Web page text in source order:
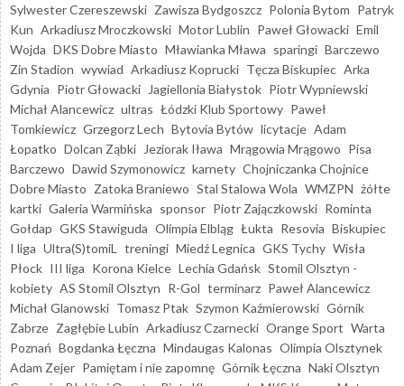
Sylwester Czereszewski Zawisza Bydgoszcz Polonia Bytom Patryk
Kun Arkadiusz Mroczkowski Motor Lublin Paweł Głowacki Emil
Wojda DKS Dobre Miasto Mławianka Mława sparingi Barczewo
Zin Stadion wywiad Arkadiusz Koprucki Tęcza Biskupiec Arka
Gdynia Piotr Głowacki Jagiellonia Białystok Piotr Wypniewski
Michał Alancewicz ultras Łódzki Klub Sportowy Paweł
Tomkiewicz Grzegorz Lech Bytovia Bytów licytacje Adam
Łopatko Dolcan Ząbki Jeziorak Iława Mrągowia Mrągowo Pisa
Barczewo Dawid Szymonowicz karnety Chojniczanka Chojnice
Dobre Miasto Zatoka Braniewo Stal Stalowa Wola WMZPN żółte
kartki Galeria Warmińska sponsor Piotr Zajączkowski Rominta
Gołdap GKS Stawiguda Olimpia Elbląg Łukta Resovia Biskupiec
I liga Ultra(S)tomiL treningi Miedź Legnica GKS Tychy Wisła
Płock III liga Korona Kielce Lechia Gdańsk Stomil Olsztyn -
kobiety AS Stomil Olsztyn R-Gol terminarz Paweł Alancewicz
Michał Glanowski Tomasz Ptak Szymon Kaźmierowski Górnik
Zabrze Zagłębie Lubin Arkadiusz Czarnecki Orange Sport Warta
Poznań Bogdanka Łęczna Mindaugas Kalonas Olimpia Olsztynek
Adam Zejer Pamiętam i nie zapomnę Górnik Łęczna Naki Olsztyn